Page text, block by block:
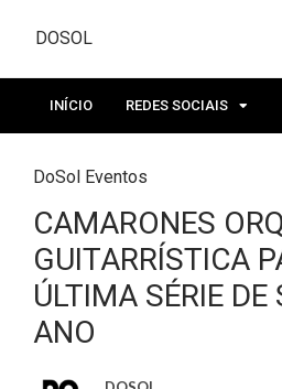
DOSOL
INÍCIO REDES SOCIAIS
DoSol Eventos
CAMARONES
GUITARRÍSTICA
ÚLTIMA SÉRIE DE
ANO